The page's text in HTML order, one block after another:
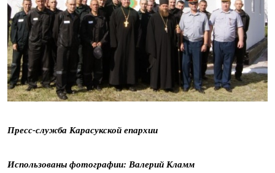
Пресс-служба Карасукской епархии
Использованы фотографии: Валерий Кламм